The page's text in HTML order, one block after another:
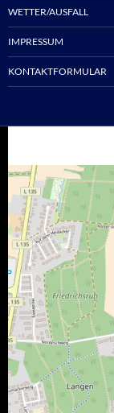
WETTER/AUSFALL
IMPRESSUM
KONTAKTFORMULAR